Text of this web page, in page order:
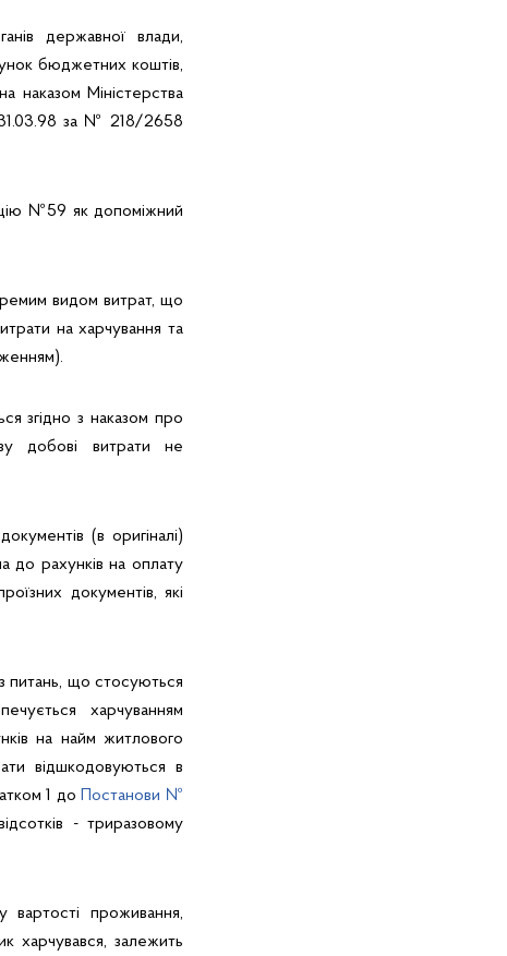
державної влади,
бюджетних коштів,
наказом Міністерства
31.03.98 за № 218/2658
№59 як допоміжний
видом витрат, що
на харчування та
згідно з наказом про
добові витрати не
(в оригіналі)
до рахунків на оплату
документів, які
питань, що стосуються
харчуванням
на найм житлового
відшкодовуються в
1 до
Постанови №
- триразовому
вартості проживання,
харчувався, залежить